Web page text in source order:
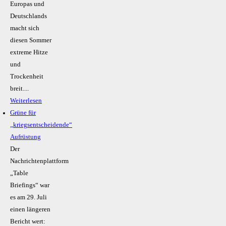
Europas und
Deutschlands
macht sich
diesen Sommer
extreme Hitze
und
Trockenheit
breit....
Weiterlesen
Grüne für
„kriegsentscheidende“
Aufrüstung
Der
Nachrichtenplattform
„Table
Briefings“ war
es am 29. Juli
einen längeren
Bericht wert: